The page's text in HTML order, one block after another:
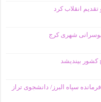
کشور بیندیشد
سپاه البرز/ دانشجوی تراز